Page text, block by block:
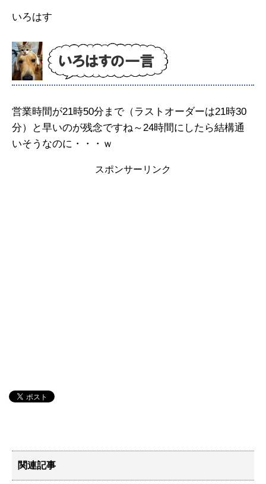
いろはす
営業時間が21時50分まで（ラストオーダーは21時30
分）と早いのが残念ですね～24時間にしたら結構通
いそうなのに・・・ｗ
スポンサーリンク
関連記事